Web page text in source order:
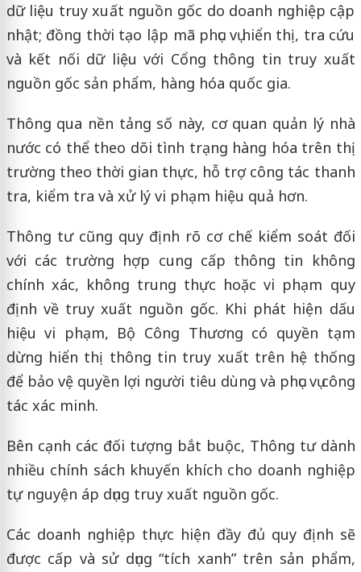
dữ liệu truy xuất nguồn gốc do doanh nghiệp cập
nhật; đồng thời tạo lập mã phục vụ hiển thị, tra cứu
và kết nối dữ liệu với Cổng thông tin truy xuất
nguồn gốc sản phẩm, hàng hóa quốc gia.
Thông qua nền tảng số này, cơ quan quản lý nhà
nước có thể theo dõi tình trạng hàng hóa trên thị
trường theo thời gian thực, hỗ trợ công tác thanh
tra, kiểm tra và xử lý vi phạm hiệu quả hơn.
Thông tư cũng quy định rõ cơ chế kiểm soát đối
với các trường hợp cung cấp thông tin không
chính xác, không trung thực hoặc vi phạm quy
định về truy xuất nguồn gốc. Khi phát hiện dấu
hiệu vi phạm, Bộ Công Thương có quyền tạm
dừng hiển thị thông tin truy xuất trên hệ thống
để bảo vệ quyền lợi người tiêu dùng và phục vụ công
tác xác minh.
Bên cạnh các đối tượng bắt buộc, Thông tư dành
nhiều chính sách khuyến khích cho doanh nghiệp
tự nguyện áp dụng truy xuất nguồn gốc.
Các doanh nghiệp thực hiện đầy đủ quy định sẽ
được cấp và sử dụng “tích xanh” trên sản phẩm,